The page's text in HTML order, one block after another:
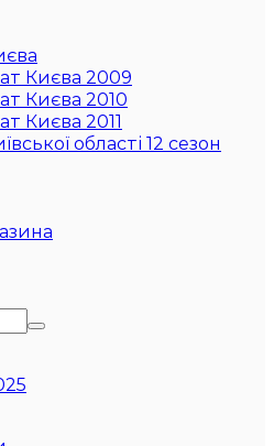
Києва 2009
Києва 2010
Києва 2011
області 12 сезон